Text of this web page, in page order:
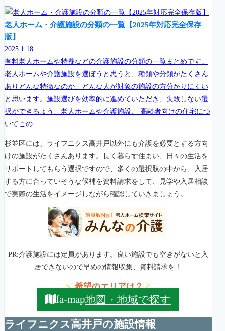
老人ホーム・介護施設の分類の一覧【2025年対応完全保存
版】
2025.1.18
有料老人ホームや特養などの介護施設の分類の一覧まとめです。
老人ホームや介護施設を選ぼうと思うと、種類や分類がたくさん
ありどんな特徴なのか、どんな人が対象の施設の方分かりにくい
と思います。施設選びを効率的に進めていただき、失敗しない選
択ができるよう、老人ホームや介護施設、 高齢者向けの住宅につ
いてこの...
杉並区には、ライフニクス高井戸以外にも介護を必要とする方向
けの施設がたくさんあります。長く暮らす住まい、日々の生活を
サポートしてもらう選択ですので、多くの選択肢の中から、入居
する方に合っていそうな候補を資料請求をして、見学や入居相談
で実際の生活をイメージしながら確認していきましょう。
PR:介護施設には定員があります。良い施設でも空きがないと入
居できないので早めの情報収集、資料請求を！
＼希望のエリアは？／
fa-map地図・地域で探す
ライフニクス高井戸の施設情報